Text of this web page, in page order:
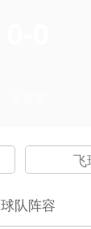
飞
球队阵容